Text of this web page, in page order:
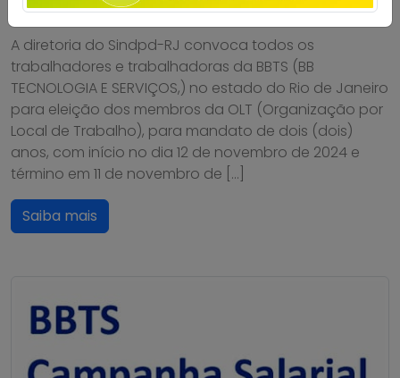
Publicado porImprensaem03/10/2024.
A diretoria do Sindpd-RJ convoca todos os
trabalhadores e trabalhadoras da BBTS (BB
TECNOLOGIA E SERVIÇOS,) no estado do Rio de Janeiro
para eleição dos membros da OLT (Organização por
Local de Trabalho), para mandato de dois (dois)
anos, com início no dia 12 de novembro de 2024 e
término em 11 de novembro de […]
Saiba mais